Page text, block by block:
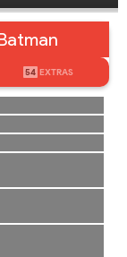
54 EXTRAS